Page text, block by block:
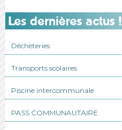
Les dernières actus !
Déchèteries
Transports scolaires
Piscine intercommunale
PASS COMMUNAUTAIRE